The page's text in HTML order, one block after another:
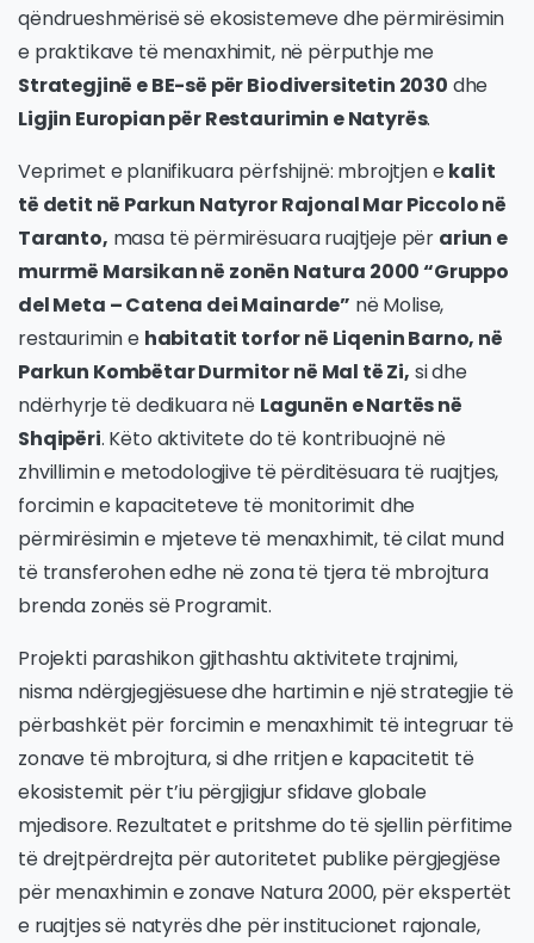
qëndrueshmërisë së ekosistemeve dhe përmirësimin
e praktikave të menaxhimit, në përputhje me
Strategjinë e BE-së për Biodiversitetin 2030 dhe
Ligjin Europian për Restaurimin e Natyrës.
Veprimet e planifikuara përfshijnë: mbrojtjen ekalit
të detit në Parkun Natyror Rajonal Mar Piccolo në
Taranto, masa të përmirësuara ruajtjeje për ariun e
murrmë Marsikan në zonën Natura 2000 “Gruppo
del Meta – Catena dei Mainarde” në Molise,
restaurimin e habitatit torfor në Liqenin Barno, në
Parkun Kombëtar Durmitor në Mal të Zi, si dhe
ndërhyrje të dedikuara në Lagunën e Nartës në
Shqipëri. Këto aktivitete do të kontribuojnë në
zhvillimin e metodologjive të përditësuara të ruajtjes,
forcimin e kapaciteteve të monitorimit dhe
përmirësimin e mjeteve të menaxhimit, të cilat mund
të transferohen edhe në zona të tjera të mbrojtura
brenda zonës së Programit.
Projekti parashikon gjithashtu aktivitete trajnimi,
nisma ndërgjegjësuese dhe hartimin e një strategjie të
përbashkët për forcimin e menaxhimit të integruar të
zonave të mbrojtura, si dhe rritjen e kapacitetit të
ekosistemit për t’iu përgjigjur sfidave globale
mjedisore. Rezultatet e pritshme do të sjellin përfitime
të drejtpërdrejta për autoritetet publike përgjegjëse
për menaxhimin e zonave Natura 2000, për ekspertët
e ruajtjes së natyrës dhe për institucionet rajonale,